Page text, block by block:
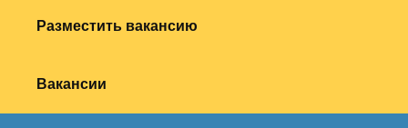
Разместить вакансию
Вакансии